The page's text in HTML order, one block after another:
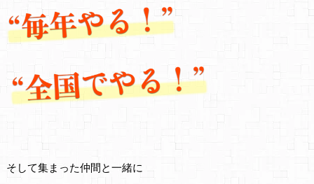
そして集まった仲間と一緒に